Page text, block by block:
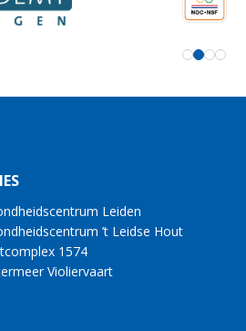
Leiden
’t Leidse Hout
1574
Violiervaart